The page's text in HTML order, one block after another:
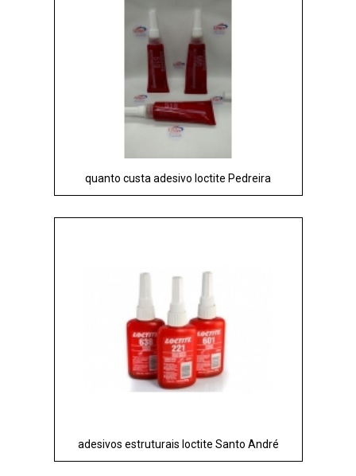
quanto custa adesivo loctite Pedreira
adesivos estruturais loctite Santo André